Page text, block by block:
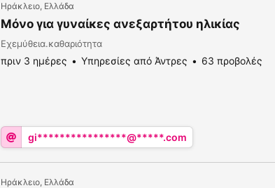
Ηράκλειο, Ελλάδα
Μόνο για γυναίκες ανεξαρτήτου ηλικίας
Εχεμύθεια.καθαριότητα
πριν 3 ημέρες Υπηρεσίες από Άντρες 63 προβολές
gi****************@*****.com
Ηράκλειο, Ελλάδα